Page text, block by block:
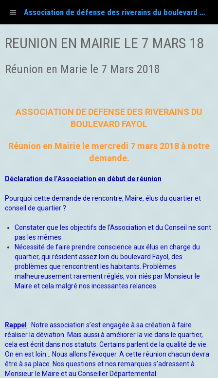
Association de défense des riverains du boulevard Fayol
REUNION EN MAIRIE LE 7 MARS 18
Réunion en Marie le 7 Mars 2018
ASSOCIATION DE DEFENSE DES RIVERAINS DU
BOULEVARD FAYOL
Réunion en Mairie le mercredi 7 mars 2018 à notre
demande.
Déclaration de l’Association en début de réunion
Pourquoi cette demande de rencontre, Maire, élus du quartier et
conseil de quartier ?
Constater que les objectifs de l’Association et du Conseil ne sont
pas les mêmes.
Nécessité de faire prendre conscience aux élus en charge du
quartier, qui résident assez loin du boulevard Fayol, des
problèmes que rencontrent les habitants. Problèmes
malheureusement rarement réglés, voir niés par Monsieur le
Maire et cela malgré nos incessantes relances.
Rappel : Notre association s’est engagée à sa création à faire
réaliser la déviation. Mais aussi à améliorer la vie dans le quartier,
cela est écrit dans nos statuts. Certains parlent de la qualité de vie.
On en est loin… Nous allons l’évoquer. A cette réunion chacun devra
être à sa place. Nos questions et nos remarques s’adressent à
Monsieur le Maire et au Conseiller Départemental.